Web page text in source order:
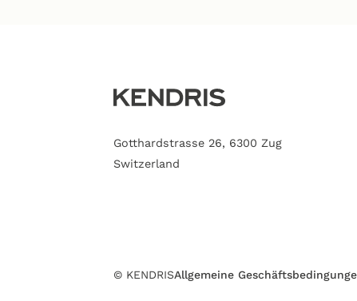
Gotthardstrasse 26, 6300 Zug
Switzerland
© KENDRISAllgemeine